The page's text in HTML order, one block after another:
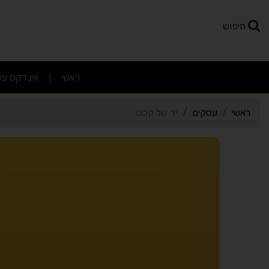
פרטי כרטיס העסק יד של
חיפוש
ראשי | אינדקס
ראשי עסקים יד של קסם